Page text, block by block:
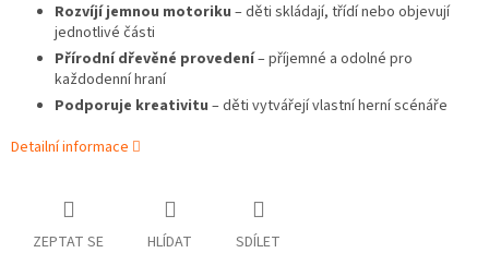
Rozvíjí jemnou motoriku – děti skládají, třídí nebo objevují
jednotlivé části
Přírodní dřevěné provedení– příjemné a odolné pro
každodenní hraní
Podporuje kreativitu – děti vytvářejí vlastní herní scénáře
Detailní informace
ZEPTAT SE HLÍDAT SDÍLET